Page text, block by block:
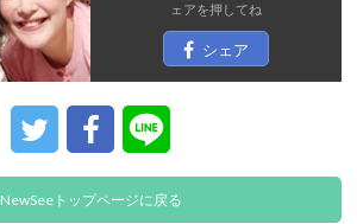
ェアを押してね
シェア
NewSeeトップページに戻る